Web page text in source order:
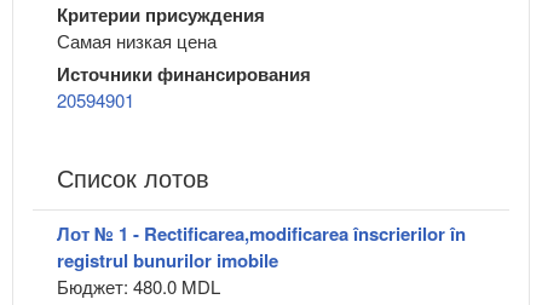
Критерии присуждения
Самая низкая цена
Источники финансирования
20594901
Список лотов
Лот № 1 - Rectificarea,modificarea înscrierilor în
registrul bunurilor imobile
Бюджет: 480.0 MDL